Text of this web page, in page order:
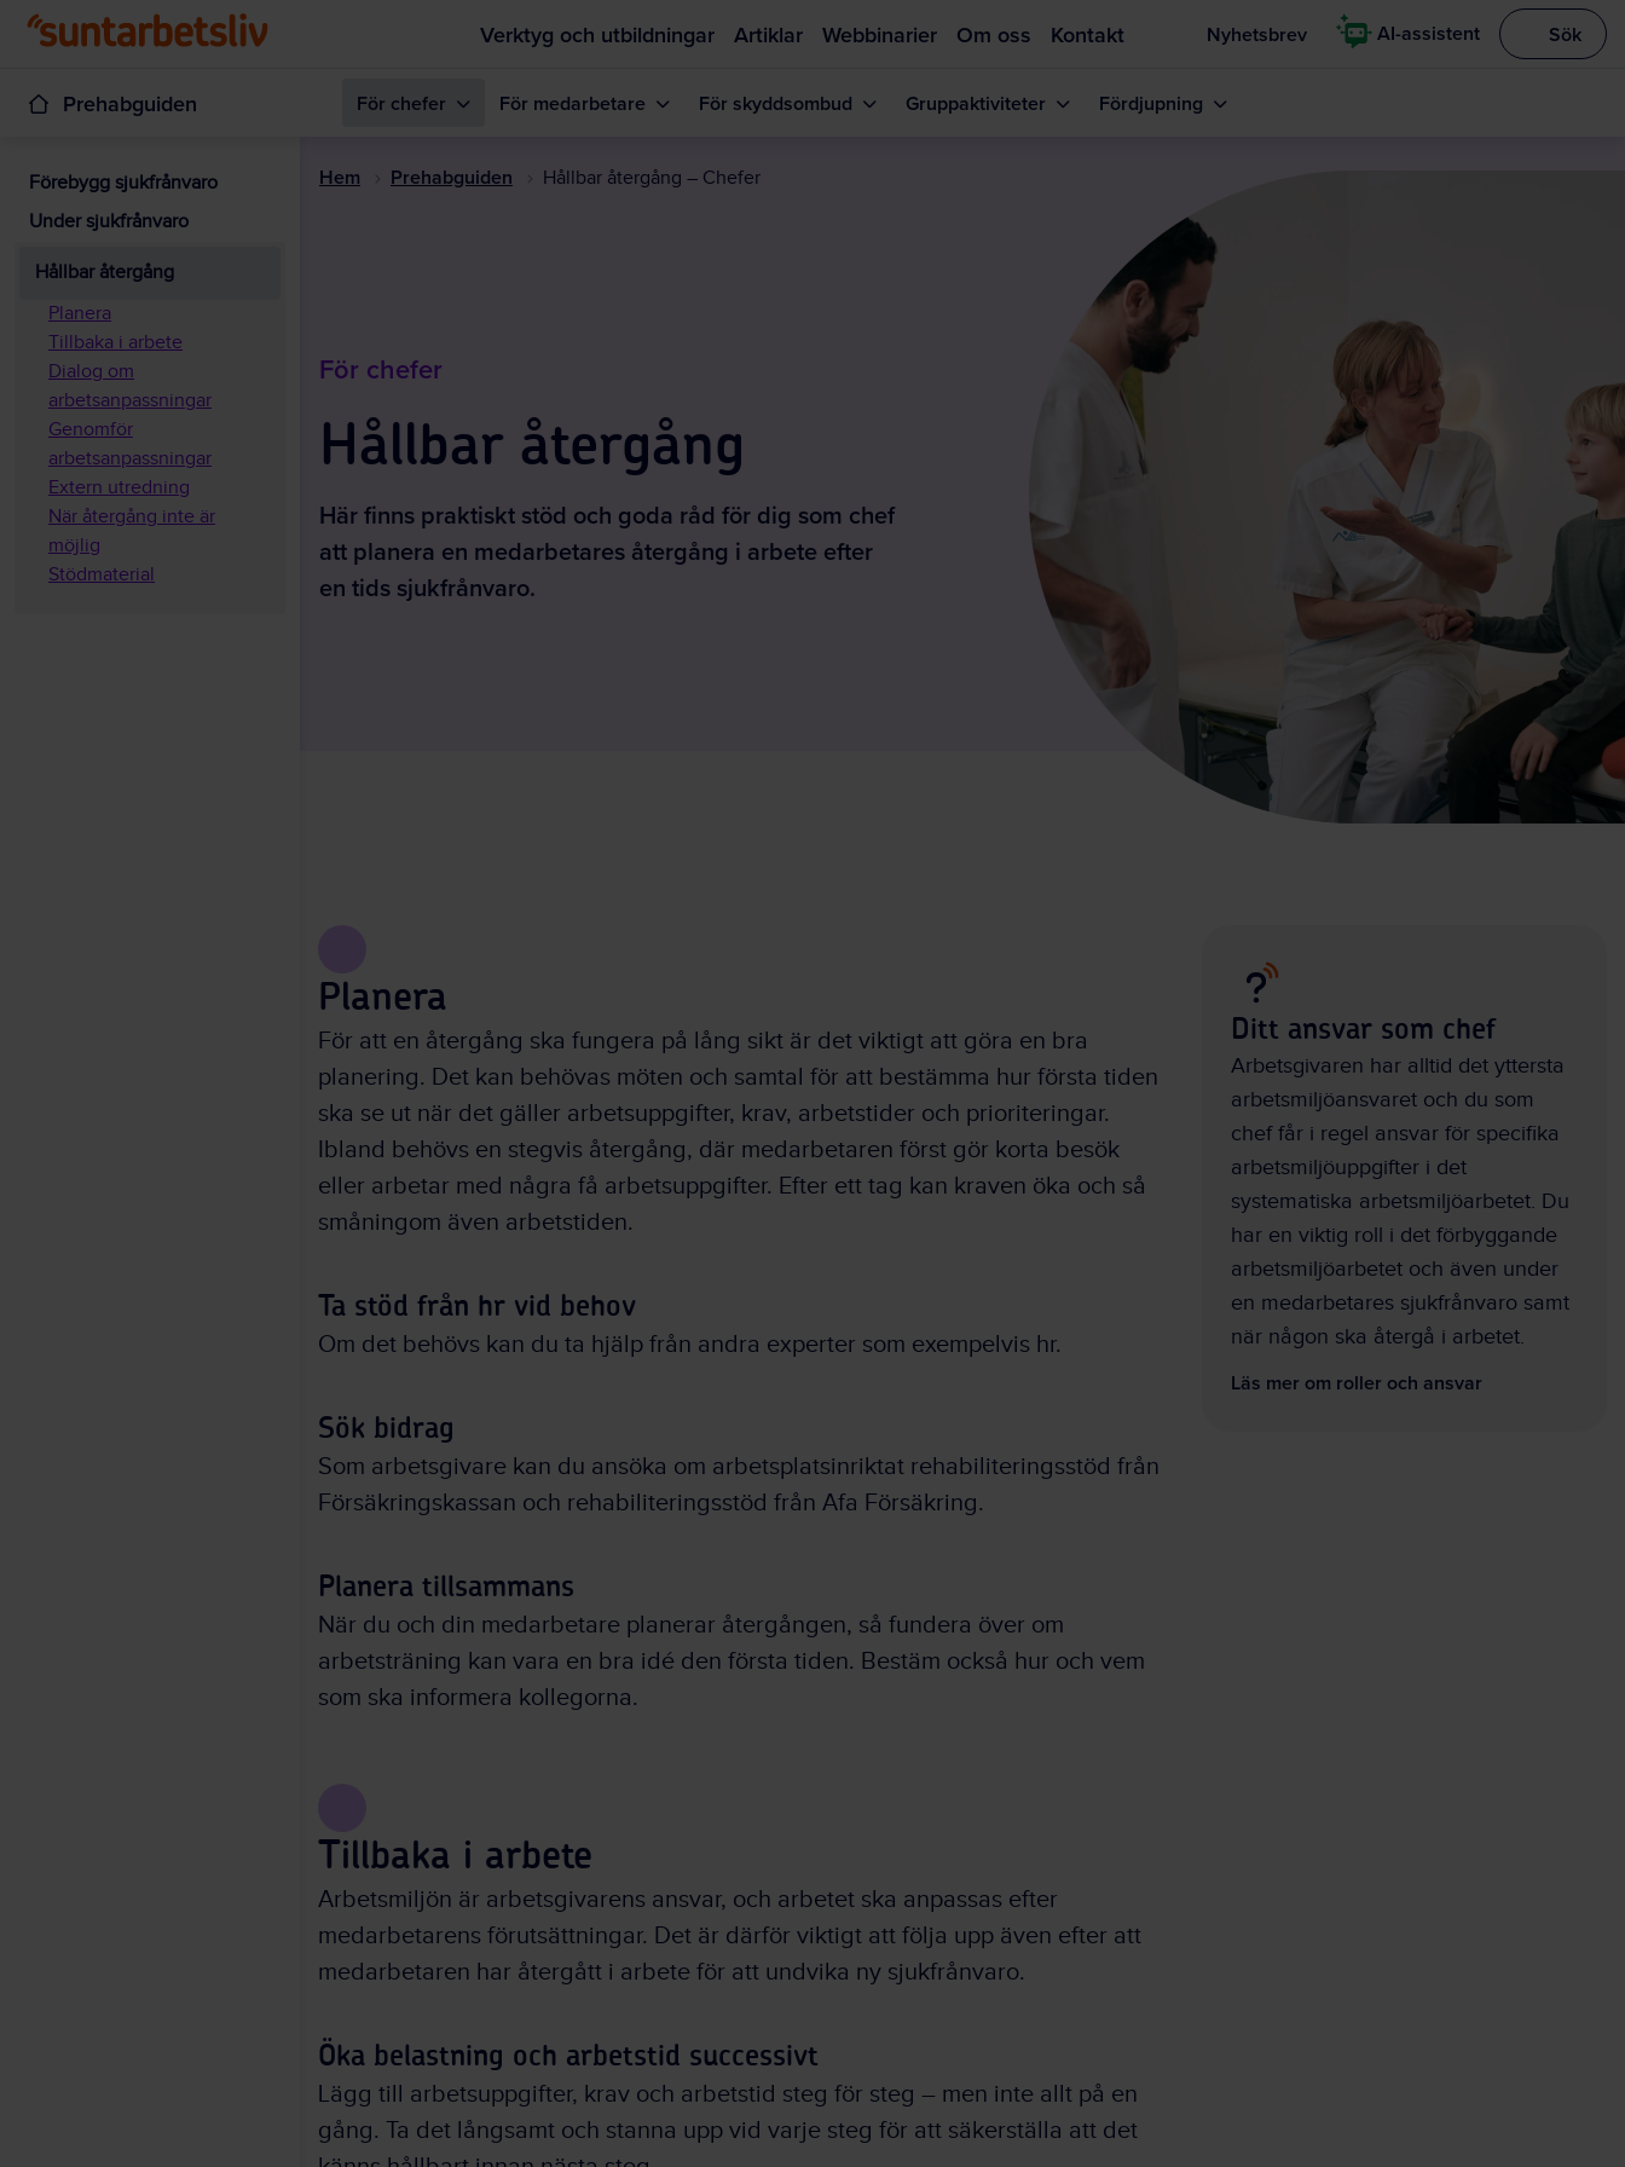
Verktyg och utbildningar Artiklar Webbinarier Om oss Kontakt Nyhetsbrev AI-assistent Visa
Sök
Prehabguiden För chefer För medarbetare För skyddsombud Gruppaktiviteter Fördjupning
Förebygg sjukfrånvaro
Under sjukfrånvaro
Hållbar återgång
Planera
Tillbaka i arbete
Dialog om
arbetsanpassningar
Genomför
arbetsanpassningar
Extern utredning
När återgång inte är
möjlig
Stödmaterial
Hem Prehabguiden Hållbar återgång – Chefer
För chefer
Hållbar återgång
Här finns praktiskt stöd och goda råd för dig som chef
att planera en medarbetares återgång i arbete efter
en tids sjukfrånvaro.
Planera
För att en återgång ska fungera på lång sikt är det viktigt att göra en bra
planering. Det kan behövas möten och samtal för att bestämma hur första tiden
ska se ut när det gäller arbetsuppgifter, krav, arbetstider och prioriteringar.
Ibland behövs en stegvis återgång, där medarbetaren först gör korta besök
eller arbetar med några få arbetsuppgifter. Efter ett tag kan kraven öka och så
småningom även arbetstiden.
Ta stöd från hr vid behov
Om det behövs kan du ta hjälp från andra experter som exempelvis hr.
Sök bidrag
Som arbetsgivare kan du ansöka om arbetsplatsinriktat rehabiliteringsstöd från
Försäkringskassan och rehabiliteringsstöd från Afa Försäkring.
Planera tillsammans
När du och din medarbetare planerar återgången, så fundera över om
arbetsträning kan vara en bra idé den första tiden. Bestäm också hur och vem
som ska informera kollegorna.
Ditt ansvar som chef
Arbetsgivaren har alltid det yttersta
arbetsmiljöansvaret och du som
chef får i regel ansvar för specifika
arbetsmiljöuppgifter i det
systematiska arbetsmiljöarbetet. Du
har en viktig roll i det förbyggande
arbetsmiljöarbetet och även under
en medarbetares sjukfrånvaro samt
när någon ska återgå i arbetet.
Läs mer om roller och ansvar
Tillbaka i arbete
Arbetsmiljön är arbetsgivarens ansvar, och arbetet ska anpassas efter
medarbetarens förutsättningar. Det är därför viktigt att följa upp även efter att
medarbetaren har återgått i arbete för att undvika ny sjukfrånvaro.
Öka belastning och arbetstid successivt
Lägg till arbetsuppgifter, krav och arbetstid steg för steg – men inte allt på en
gång. Ta det långsamt och stanna upp vid varje steg för att säkerställa att det